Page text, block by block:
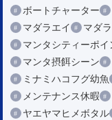
ボートチャーター
マダラエイ
マダ
マンタシティーポイ
マンタ摂餌シーン
ミナミハコフグ幼魚
メンテナンス休暇
ヤエヤマヒメボタル